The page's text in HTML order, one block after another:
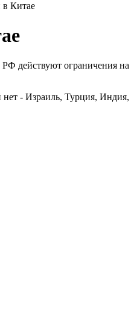
Китае
действуют ограничения на
- Израиль, Турция, Индия,